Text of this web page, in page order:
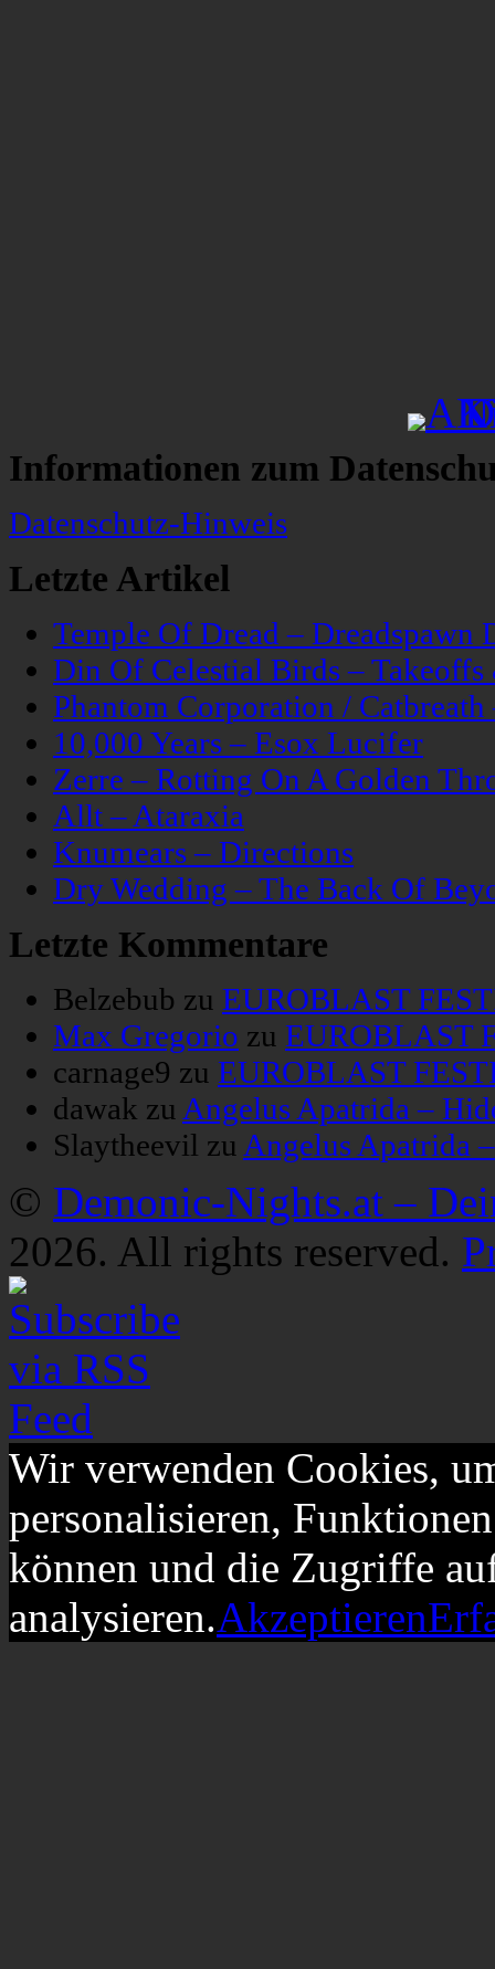
Informationen zum
Datenschutz-Hinweis
Letzte Artikel
Temple Of Dread – Dreadspawn
Din Of Celestial Birds –
Phantom Corporation /
10,000 Years – Esox Lucifer
Zerre – Rotting On A Golden
Allt – Ataraxia
Knumears – Directions
Dry Wedding – The Back Of
Letzte Kommentare
Belzebub zu EUROBLAST
Max Gregorio zu EUROBLAST
carnage9 zu EUROBLAST
dawak zu Angelus Apatrida –
Slaytheevil zu Angelus Apatrida
© Demonic-Nights.at –
2026. All rights reserved.
Wir verwenden Cookies,
personalisieren,
können und die Zugriffe
analysieren.Akzeptieren